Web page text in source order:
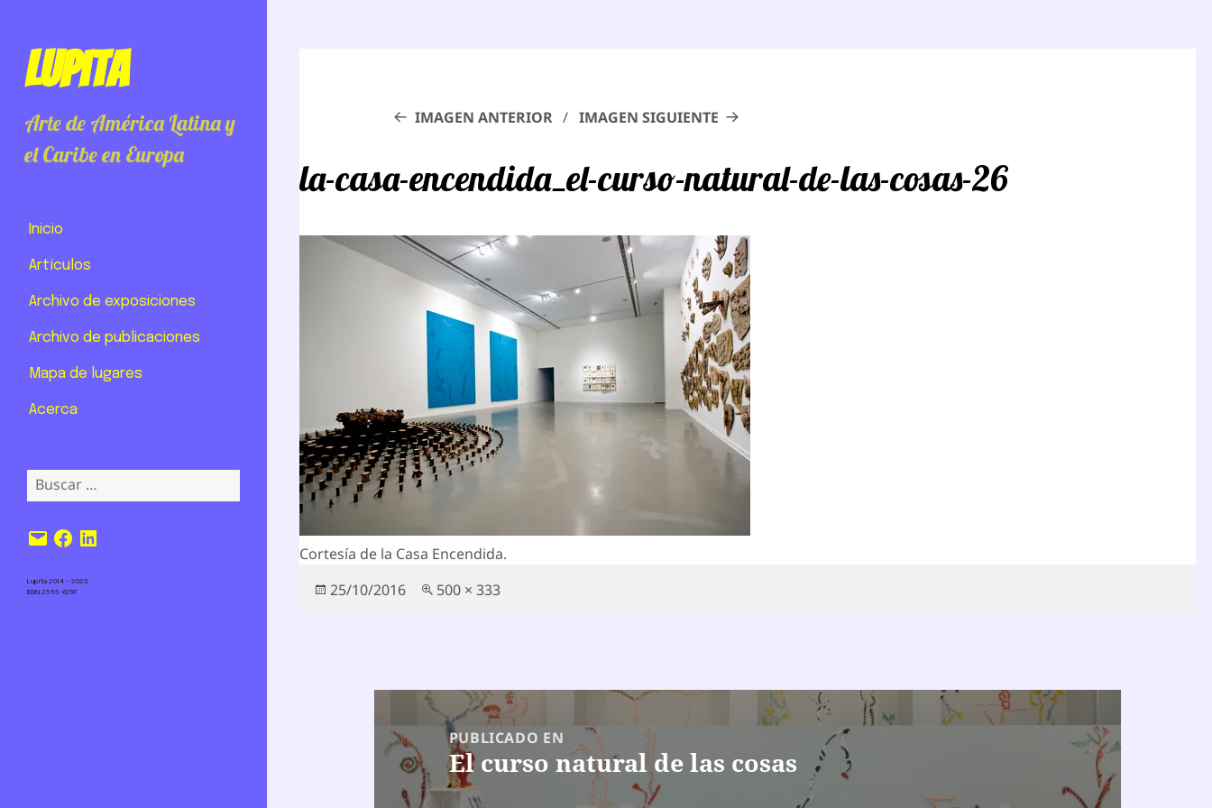
Lupita
Arte de América Latina y
el Caribe en Europa
Inicio
Artículos
Archivo de exposiciones
Archivo de publicaciones
Mapa de lugares
Acerca
Buscar:
Correo
electrónico
Facebook
LinkedIn
Lupita 2014 – 2023
ISSN 2555-6797
IMAGEN ANTERIOR IMAGEN SIGUIENTE
la-casa-encendida_el-curso-natural-de-las-cosas-26
Cortesía de la Casa Encendida.
Publicado
25/10/2016
Tamaño
500 × 333
Navegación
de
entradas
PUBLICADO EN
El curso natural de las cosas